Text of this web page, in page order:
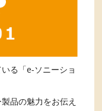
る「e-ソニーショ
品の魅力をお伝え